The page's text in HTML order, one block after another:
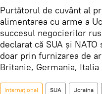
Purtătorul de cuvânt al
alimentarea cu arme a
succesul negocierilor
declarat că SUA și
doar prin furnizarea de
Britanie, Germania,
Internațional SUA Ucraina